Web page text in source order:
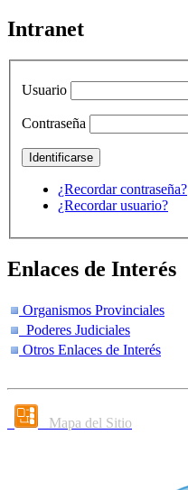
Intranet
Usuario
Contraseña
¿Recordar contraseña?
¿Recordar usuario?
Enlaces de Interés
Organismos Provinciales
Poderes Judiciales
Otros Enlaces de Interés
Mapa del Sitio